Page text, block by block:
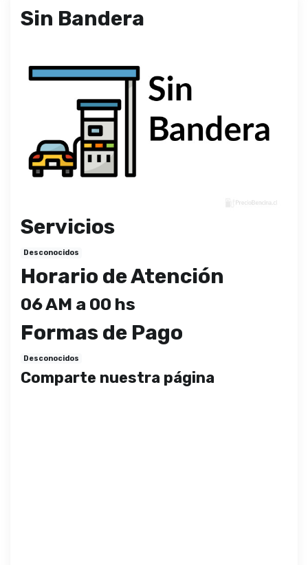
Sin Bandera
Servicios
Desconocidos
Horario de Atención
06 AM a 00 hs
Formas de Pago
Desconocidos
Comparte nuestra página